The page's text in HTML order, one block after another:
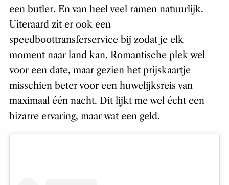
een butler. En van heel veel ramen natuurlijk.
Uiteraard zit er ook een
speedboottransferservice bij zodat je elk
moment naar land kan. Romantische plek wel
voor een date, maar gezien het prijskaartje
misschien beter voor een huwelijksreis van
maximaal één nacht. Dit lijkt me wel écht een
bizarre ervaring, maar wat een geld.